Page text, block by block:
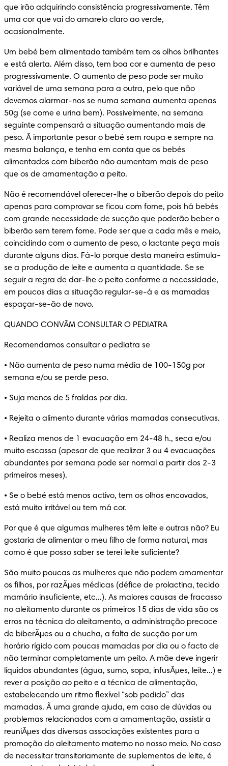
que irão adquirindo consistência progressivamente. Têm
uma cor que vai do amarelo claro ao verde,
ocasionalmente.
Um bebé bem alimentado também tem os olhos brilhantes
e está alerta. Além disso, tem boa cor e aumenta de peso
progressivamente. O aumento de peso pode ser muito
variável de uma semana para a outra, pelo que não
devemos alarmar-nos se numa semana aumenta apenas
50g (se come e urina bem). Possivelmente, na semana
seguinte compensará a situação aumentando mais de
peso. Ã importante pesar o bebé sem roupa e sempre na
mesma balança, e tenha em conta que os bebés
alimentados com biberão não aumentam mais de peso
que os de amamentação a peito.
Não é recomendável oferecer-lhe o biberão depois do peito
apenas para comprovar se ficou com fome, pois há bebés
com grande necessidade de sucção que poderão beber o
biberão sem terem fome. Pode ser que a cada mês e meio,
coincidindo com o aumento de peso, o lactante peça mais
durante alguns dias. Fá-lo porque desta maneira estimula-
se a produção de leite e aumenta a quantidade. Se se
seguir a regra de dar-lhe o peito conforme a necessidade,
em poucos dias a situação regular-se-á e as mamadas
espaçar-se-ão de novo.
QUANDO CONVÃM CONSULTAR O PEDIATRA
Recomendamos consultar o pediatra se
• Não aumenta de peso numa média de 100-150g por
semana e/ou se perde peso.
• Suja menos de 5 fraldas por dia.
• Rejeita o alimento durante várias mamadas consecutivas.
• Realiza menos de 1 evacuação em 24-48 h., seca e/ou
muito escassa (apesar de que realizar 3 ou 4 evacuações
abundantes por semana pode ser normal a partir dos 2-3
primeiros meses).
• Se o bebé está menos activo, tem os olhos encovados,
está muito irritável ou tem má cor.
Por que é que algumas mulheres têm leite e outras não? Eu
gostaria de alimentar o meu filho de forma natural, mas
como é que posso saber se terei leite suficiente?
São muito poucas as mulheres que não podem amamentar
os filhos, por razÃµes médicas (défice de prolactina, tecido
mamário insuficiente, etc...). As maiores causas de fracasso
no aleitamento durante os primeiros 15 dias de vida são os
erros na técnica do aleitamento, a administração precoce
de biberÃµes ou a chucha, a falta de sucção por um
horário rígido com poucas mamadas por dia ou o facto de
não terminar completamente um peito. A mãe deve ingerir
líquidos abundantes (água, sumo, sopa, infusÃµes, leite...) e
rever a posição ao peito e a técnica de alimentação,
estabelecendo um ritmo flexível “sob pedido” das
mamadas. Ã uma grande ajuda, em caso de dúvidas ou
problemas relacionados com a amamentação, assistir a
reuniÃµes das diversas associações existentes para a
promoção do aleitamento materno no nosso meio. No caso
de necessitar transitoriamente de suplementos de leite, é